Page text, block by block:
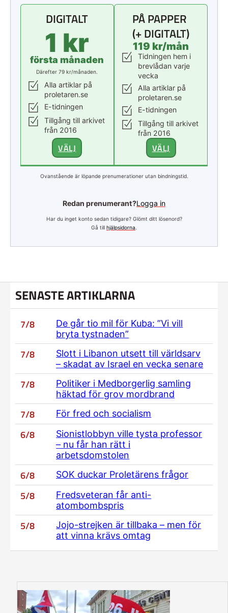
DIGITALT
1 kr
första månaden
Därefter 79 kr/månaden.
Alla artiklar på
proletaren.se
E-tidningen
Tillgång till arkivet
från 2016
VÄLJ
PÅ PAPPER
(+ DIGITALT)
119 kr/mån
Tidningen hem i
brevlådan varje
vecka
Alla artiklar på
proletaren.se
E-tidningen
Tillgång till arkivet
från 2016
VÄLJ
Ovanstående är löpande prenumerationer utan bindningstid.
Redan prenumerant?Logga in
Har du inget konto sedan tidigare? Glömt ditt lösenord?
Gå till hjälpsidorna.
SENASTE ARTIKLARNA
7/8
De går tio mil för Kuba: ”Vi vill
bryta tystnaden”
7/8
Slott i Libanon utsett till världsarv
– skadat av Israel en vecka senare
7/8
Politiker i Medborgerlig samling
häktad för grov mordbrand
7/8 För fred och socialism
6/8
Sionistlobbyn ville tysta professor
– nu får han rätt i
arbetsdomstolen
6/8 SOK duckar Proletärens frågor
5/8
Fredsveteran får anti-
atombombspris
5/8
Jojo-strejken är tillbaka – men för
att vinna krävs omtag